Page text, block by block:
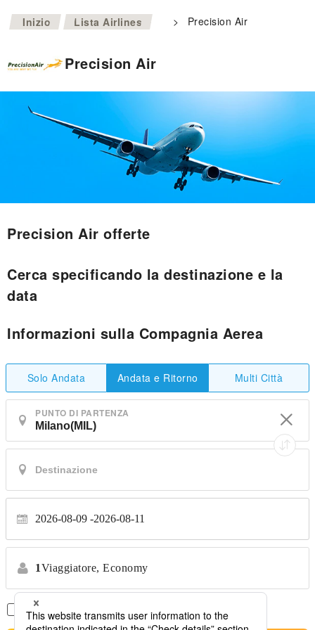
Inizio >
Lista Airlines > Precision Air
Precision Air
Precision Air offerte
Cerca specificando la destinazione e la
data
Informazioni sulla Compagnia Aerea
Solo Andata Andata e Ritorno Multi Città
PUNTO DI PARTENZA
2026-08-09 2026-08-11
1Viaggiatore, Economy
Solo Voli Diretti *Nessun trasferimento